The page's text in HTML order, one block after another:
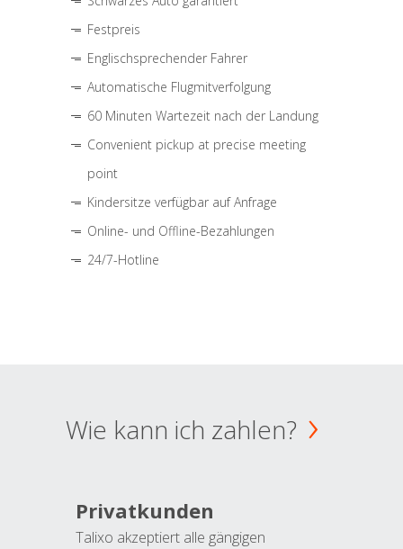
Festpreis
Englischsprechender Fahrer
Automatische Flugmitverfolgung
60 Minuten Wartezeit nach der Landung
Convenient pickup at precise meeting
point
Kindersitze verfügbar auf Anfrage
Online- und Offline-Bezahlungen
24/7-Hotline
Wie kann ich zahlen?
Privatkunden
Talixo akzeptiert alle gängigen